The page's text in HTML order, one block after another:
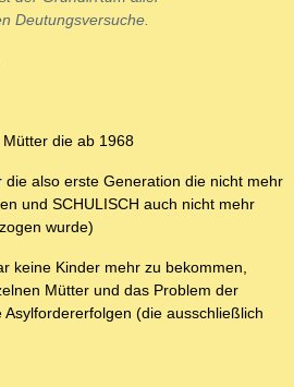
Deutungsversuche.
die ab 1968
also erste Generation die nicht mehr
und SCHULISCH auch nicht mehr
wurde)
keine Kinder mehr zu bekommen,
Mütter und das Problem der
Asylfordererfolgen (die ausschließlich